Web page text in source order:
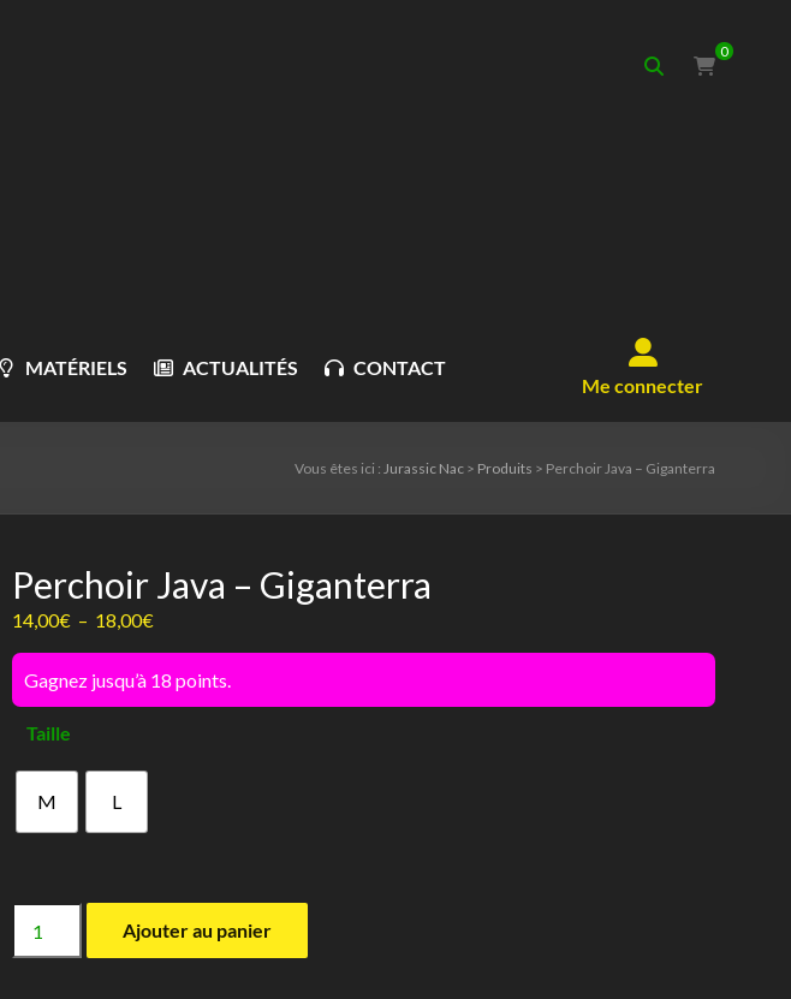
0
Me connecter
MATÉRIELS ACTUALITÉS CONTACT
Vous êtes ici : Jurassic Nac > Produits > Perchoir Java – Giganterra
Perchoir Java – Giganterra
14,00€ – 18,00€
de
prix :
14,00€
Gagnez jusqu’à 18 points.
Taille
M L
Ajouter au panier